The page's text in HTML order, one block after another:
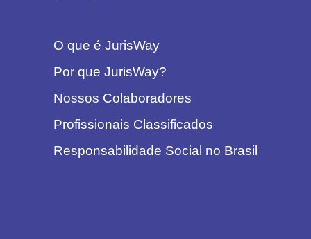
O que é JurisWay
Por que JurisWay?
Nossos Colaboradores
Profissionais Classificados
Responsabilidade Social no Brasil